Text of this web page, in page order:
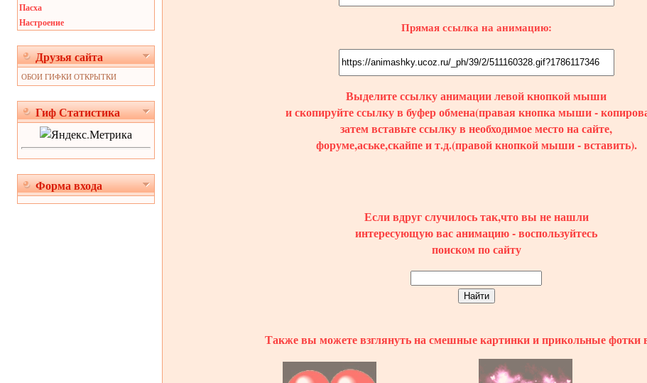
Пасха
Настроение
Друзья сайта
ОБОИ ГИФКИ ОТКРЫТКИ
Гиф Статистика
Форма входа
Прямая ссылка на анимацию:
Выделите ссылкуанимациилевой кнопкой мыши
и скопируйте ссылку в буфер обмена(правая кнопка мыши -
затем вставьте ссылку в необходимое место на сайте,
форуме,аське,скайпе и т.д.(правой кнопкой мыши - вставить).
Если вдруг случилось так,что вы не нашли
интересующую вас анимацию - воспользуйтесь
поиском по сайту
Также вы можете взглянуть на смешные картинки и прикольные фотки